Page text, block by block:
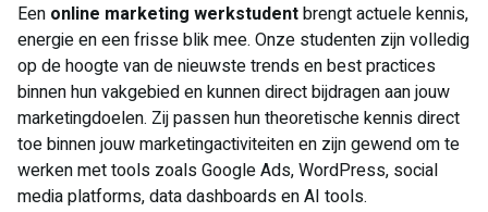
Een online marketing werkstudentbrengt actuele kennis,
energie en een frisse blik mee. Onze studenten zijn volledig
op de hoogte van de nieuwste trends en best practices
binnen hun vakgebied en kunnen direct bijdragen aan jouw
marketingdoelen. Zij passen hun theoretische kennis direct
toe binnen jouw marketingactiviteiten en zijn gewend om te
werken met tools zoals Google Ads, WordPress, social
media platforms, data dashboards en AI tools.